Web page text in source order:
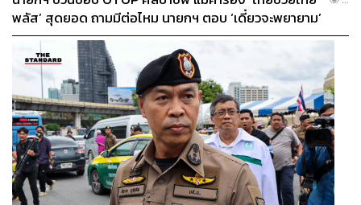
พลัส’ สุดยอด ถามมีต่อไหม นายกฯ ตอบ ‘เดี๋ยวจะพยายาม’